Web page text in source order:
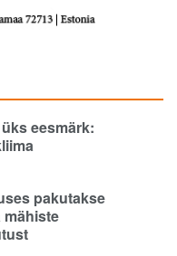
eesmärk:
pakutakse
mähiste